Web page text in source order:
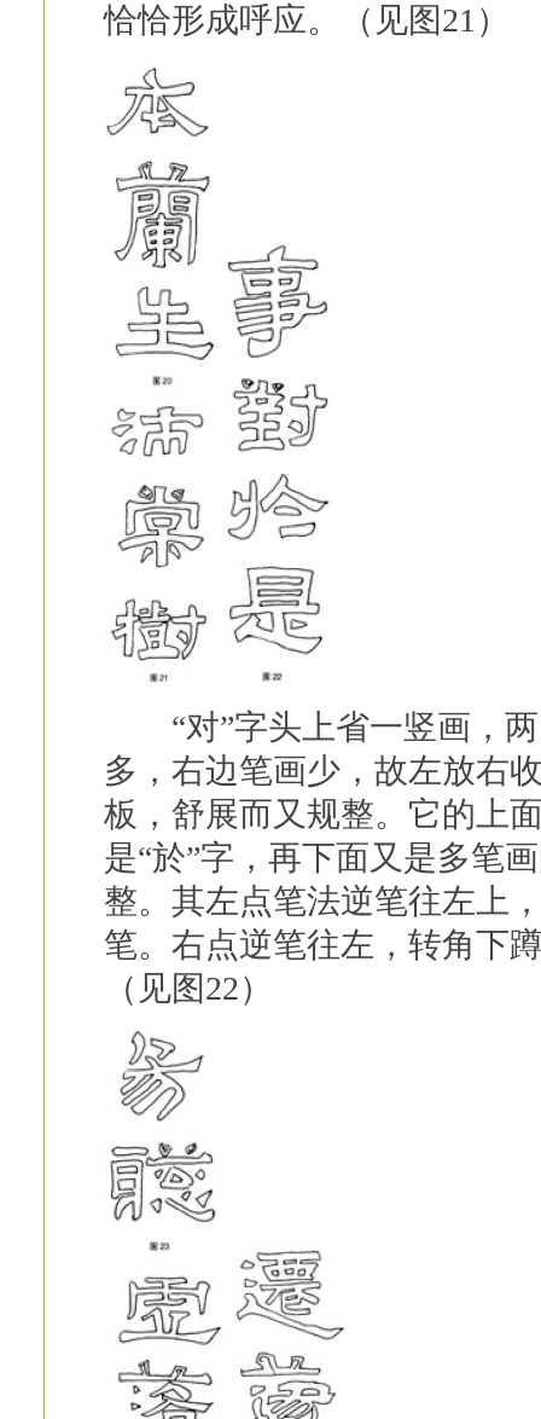
恰恰形成呼应。（见图21）
“对”字头上省一竖画，两
多，右边笔画少，故左放右
板，舒展而又规整。它的上
是“於”字，再下面又是多笔
整。其左点笔法逆笔往左上
笔。右点逆笔往左，转角下
（见图22）